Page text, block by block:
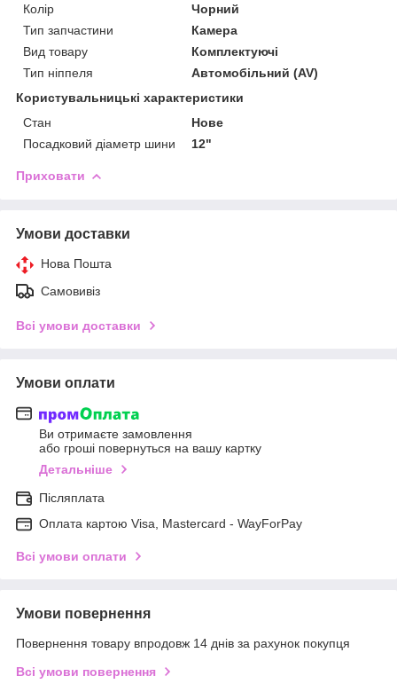
Колір
Чорний
Тип запчастини
Камера
Вид товару
Комплектуючі
Тип ніппеля
Автомобільний (AV)
Користувальницькі характеристики
Стан
Нове
Посадковий діаметр шини
12"
Приховати
Умови доставки
Нова Пошта
Самовивіз
Всі умови доставки
Умови оплати
Ви отримаєте замовлення
або гроші повернуться на вашу картку
Детальніше
Післяплата
Оплата картою Visa, Mastercard - WayForPay
Всі умови оплати
Умови повернення
Повернення товару впродовж 14 днів за рахунок покупця
Всі умови повернення